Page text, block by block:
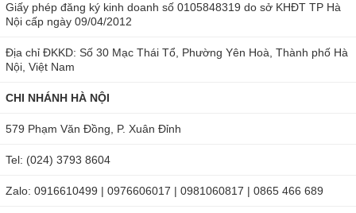
Giấy phép đăng ký kinh doanh số 0105848319 do sở KHĐT TP Hà
Nội cấp ngày 09/04/2012
Địa chỉ ĐKKD: Số 30 Mạc Thái Tổ, Phường Yên Hoà, Thành phố Hà
Nội, Việt Nam
CHI NHÁNH HÀ NỘI
579 Phạm Văn Đồng, P. Xuân Đỉnh
Tel: (024) 3793 8604
Zalo: 0916610499 | 0976606017 | 0981060817 | 0865 466 689